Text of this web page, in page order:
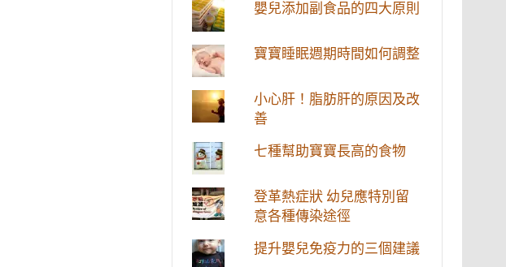
嬰兒添加副食品的四大原則
寶寶睡眠週期時間如何調整
小心肝！脂肪肝的原因及改
善
七種幫助寶寶長高的食物
登革熱症狀 幼兒應特別留
意各種傳染途徑
提升嬰兒免疫力的三個建議